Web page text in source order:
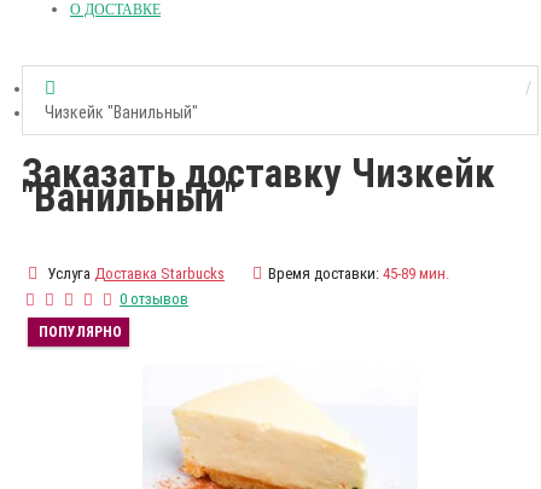
О ДОСТАВКЕ
Чизкейк "Ванильный"
Заказать доставку Чизкейк
"Ванильный"
Услуга Доставка Starbucks Время доставки: 45-89 мин.
0 отзывов
ПОПУЛЯРНО